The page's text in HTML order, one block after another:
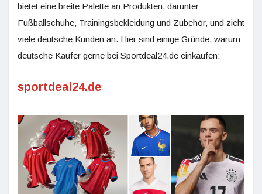
bietet eine breite Palette an Produkten, darunter
Fußballschuhe, Trainingsbekleidung und Zubehör, und zieht
viele deutsche Kunden an. Hier sind einige Gründe, warum
deutsche Käufer gerne bei Sportdeal24.de einkaufen:
sportdeal24.de